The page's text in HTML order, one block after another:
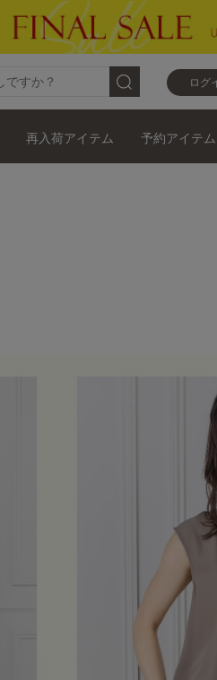
ログ
再入荷アイテム 予約アイテム